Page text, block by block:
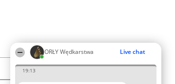
ORŁY Wędkarstwa Live chat
19:13